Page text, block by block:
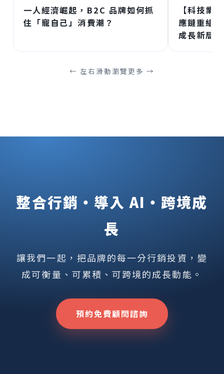
一人經濟崛起，B2C 品牌如何抓
住「寵自己」消費潮？
【科技業
應鏈重組
成長新局
← 左右滑動瀏覽更多 →
整合行銷・導入 AI・跨境成
長
讓我們一起，把品牌的每一分行銷投資，變
成可衡量、可累積、可跨境的成長動能。
預約免費顧問諮詢